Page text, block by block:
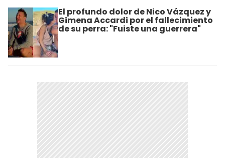
El profundo dolor de Nico Vázquez y
Gimena Accardi por el fallecimiento
de su perra: "Fuiste una guerrera"